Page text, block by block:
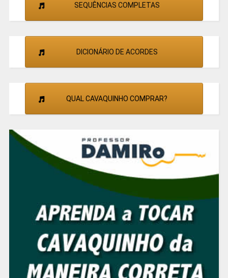
SEQUÊNCIAS COMPLETAS
DICIONÁRIO DE ACORDES
QUAL CAVAQUINHO COMPRAR?